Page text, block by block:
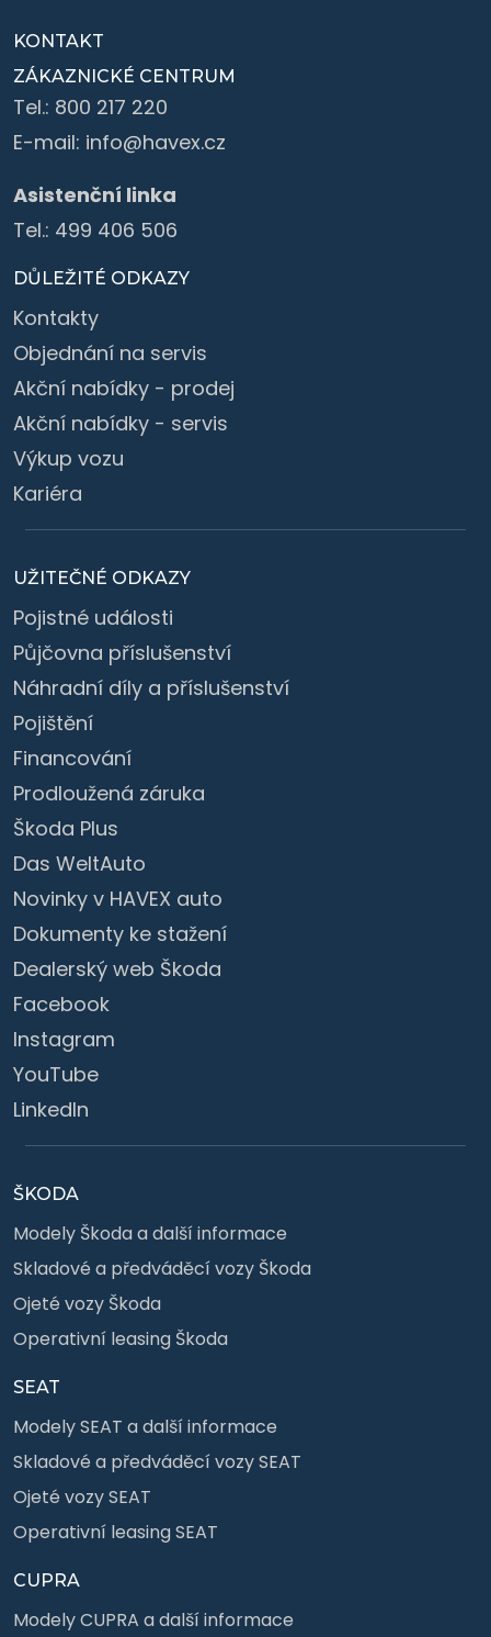
KONTAKT
ZÁKAZNICKÉ CENTRUM
Tel.: 800 217 220
E-mail: info@havex.cz
Asistenční linka
Tel.: 499 406 506
DŮLEŽITÉ ODKAZY
Kontakty
Objednání na servis
Akční nabídky - prodej
Akční nabídky - servis
Výkup vozu
Kariéra
UŽITEČNÉ ODKAZY
Pojistné události
Půjčovna příslušenství
Náhradní díly a příslušenství
Pojištění
Financování
Prodloužená záruka
Škoda Plus
Das WeltAuto
Novinky v HAVEX auto
Dokumenty ke stažení
Dealerský web Škoda
Facebook
Instagram
YouTube
LinkedIn
ŠKODA
Modely Škoda a další informace
Skladové a předváděcí vozy Škoda
Ojeté vozy Škoda
Operativní leasing Škoda
SEAT
Modely SEAT a další informace
Skladové a předváděcí vozy SEAT
Ojeté vozy SEAT
Operativní leasing SEAT
CUPRA
Modely CUPRA a další informace